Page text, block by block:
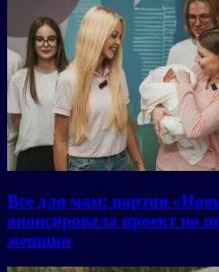
Все для мам: партия
анонсировала проект по
женщин